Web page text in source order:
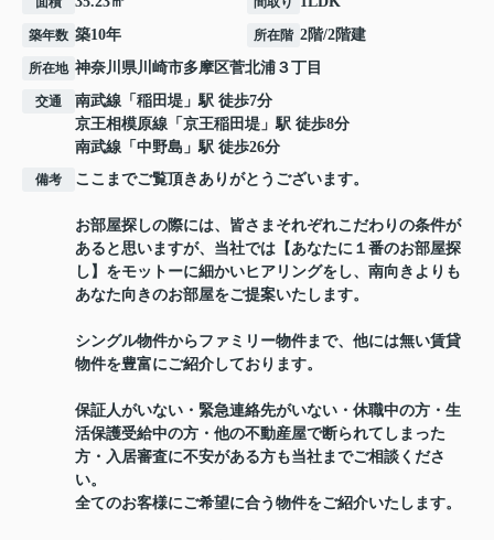
築年数 築10年 所在階 2階/2階建
所在地 神奈川県川崎市多摩区菅北浦 ３丁目
交通 南武線 「 稲田堤 」駅 徒歩7分
京王相模原線 「 京王稲田堤 」駅 徒歩8分
南武線 「 中野島 」駅 徒歩26分
備考 ここまでご覧頂きありがとうございます。
お部屋探しの際には、皆さまそれぞれこだわりの条件が
あると思いますが、当社では【あなたに１番のお部屋探
し】をモットーに細かいヒアリングをし、南向きよりも
あなた向きのお部屋をご提案いたします。
シングル物件からファミリー物件まで、他には無い賃貸
物件を豊富にご紹介しております。
保証人がいない・緊急連絡先がいない・休職中の方・生
活保護受給中の方・他の不動産屋で断られてしまった
方・入居審査に不安がある方も当社までご相談くださ
い。
全てのお客様にご希望に合う物件をご紹介いたします。